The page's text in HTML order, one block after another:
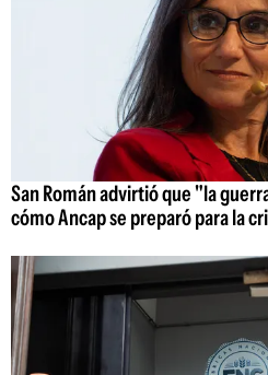
San Román advirtió que "la
cómo Ancap se preparó para la